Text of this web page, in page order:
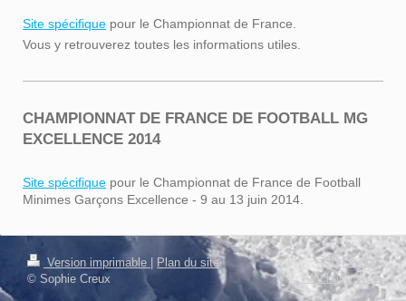
Site spécifique pour le Championnat de France.
Vous y retrouverez toutes les informations utiles.
CHAMPIONNAT DE FRANCE DE FOOTBALL MG
EXCELLENCE 2014
Site spécifique pour le Championnat de France de Football
Minimes Garçons Excellence - 9 au 13 juin 2014.
Version imprimable
Plan du site
© Sophie Creux
Connexion
Affichage Web